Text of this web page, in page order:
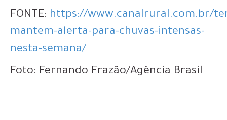
FONTE: https://www.canalrural.com.br/
mantem-alerta-para-chuvas-intensas-
nesta-semana/
Foto: Fernando Frazão/Agência Brasil